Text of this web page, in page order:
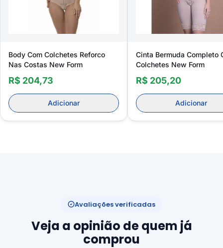
Body Com Colchetes Reforco
Nas Costas New Form
R$ 204,73
Adicionar
Cinta Bermuda Completo
Colchetes New Form
R$ 205,20
Adicionar
Avaliações verificadas
Veja a opinião de quem já
comprou